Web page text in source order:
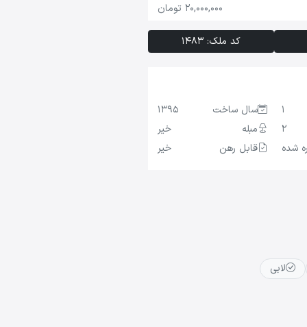
20,000,000 تومان
کد ملک: 1483
1
2
شده
سال ساخت
1395
مبله
خیر
قابل رهن
خیر
لابی